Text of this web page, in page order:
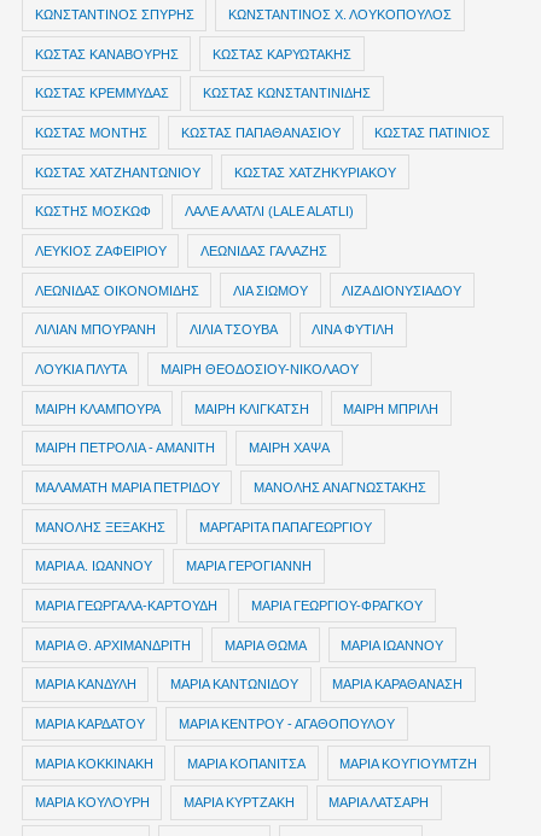
ΚΩΝΣΤΑΝΤΙΝΟΣ ΣΠΥΡΗΣ ΚΩΝΣΤΑΝΤΙΝΟΣ Χ. ΛΟΥΚΟΠΟΥΛΟΣ
ΚΩΣΤΑΣ ΚΑΝΑΒΟΥΡΗΣ ΚΩΣΤΑΣ ΚΑΡΥΩΤΑΚΗΣ
ΚΩΣΤΑΣ ΚΡΕΜΜΥΔΑΣ ΚΩΣΤΑΣ ΚΩΝΣΤΑΝΤΙΝΙΔΗΣ
ΚΩΣΤΑΣ ΜΟΝΤΗΣ ΚΩΣΤΑΣ ΠΑΠΑΘΑΝΑΣΙΟΥ ΚΩΣΤΑΣ ΠΑΤΙΝΙΟΣ
ΚΩΣΤΑΣ ΧΑΤΖΗΑΝΤΩΝΙΟΥ ΚΩΣΤΑΣ ΧΑΤΖΗΚΥΡΙΑΚΟΥ
ΚΩΣΤΗΣ ΜΟΣΚΩΦ ΛΑΛΕ ΑΛΑΤΛΙ (LALE ALATLI)
ΛΕΥΚΙΟΣ ΖΑΦΕΙΡΙΟΥ ΛΕΩΝΙΔΑΣ ΓΑΛΑΖΗΣ
ΛΕΩΝΙΔΑΣ ΟΙΚΟΝΟΜΙΔΗΣ ΛΙΑ ΣΙΩΜΟΥ ΛΙΖΑ ΔΙΟΝΥΣΙΑΔΟΥ
ΛΙΛΙΑΝ ΜΠΟΥΡΑΝΗ ΛΙΛΙΑ ΤΣΟΥΒΑ ΛΙΝΑ ΦΥΤΙΛΗ
ΛΟΥΚΙΑ ΠΛΥΤΑ ΜΑΙΡΗ ΘΕΟΔΟΣΙΟΥ-ΝΙΚΟΛΑΟΥ
ΜΑΙΡΗ ΚΛΑΜΠΟΥΡΑ ΜΑΙΡΗ ΚΛΙΓΚΑΤΣΗ ΜΑΙΡΗ ΜΠΡΙΛΗ
ΜΑΙΡΗ ΠΕΤΡΟΛΙΑ - ΑΜΑΝΙΤΗ ΜΑΙΡΗ ΧΑΨΑ
ΜΑΛΑΜΑΤΗ ΜΑΡΙΑ ΠΕΤΡΙΔΟΥ ΜΑΝΟΛΗΣ ΑΝΑΓΝΩΣΤΑΚΗΣ
ΜΑΝΟΛΗΣ ΞΕΞΑΚΗΣ ΜΑΡΓΑΡΙΤΑ ΠΑΠΑΓΕΩΡΓΙΟΥ
ΜΑΡΙΑ Α. ΙΩΑΝΝΟΥ ΜΑΡΙΑ ΓΕΡΟΓΙΑΝΝΗ
ΜΑΡΙΑ ΓΕΩΡΓΑΛΑ-ΚΑΡΤΟΥΔΗ ΜΑΡΙΑ ΓΕΩΡΓΙΟΥ-ΦΡΑΓΚΟΥ
ΜΑΡΙΑ Θ. ΑΡΧΙΜΑΝΔΡΙΤΗ ΜΑΡΙΑ ΘΩΜΑ ΜΑΡΙΑ ΙΩΑΝΝΟΥ
ΜΑΡΙΑ ΚΑΝΔΥΛΗ ΜΑΡΙΑ ΚΑΝΤΩΝΙΔΟΥ ΜΑΡΙΑ ΚΑΡΑΘΑΝΑΣΗ
ΜΑΡΙΑ ΚΑΡΔΑΤΟΥ ΜΑΡΙΑ ΚΕΝΤΡΟΥ - ΑΓΑΘΟΠΟΥΛΟΥ
ΜΑΡΙΑ ΚΟΚΚΙΝΑΚΗ ΜΑΡΙΑ ΚΟΠΑΝΙΤΣΑ ΜΑΡΙΑ ΚΟΥΓΙΟΥΜΤΖΗ
ΜΑΡΙΑ ΚΟΥΛΟΥΡΗ ΜΑΡΙΑ ΚΥΡΤΖΑΚΗ ΜΑΡΙΑ ΛΑΤΣΑΡΗ